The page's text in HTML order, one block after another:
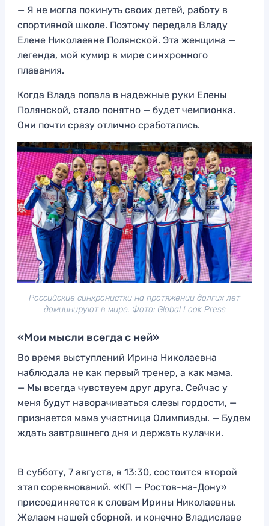
— Я не могла покинуть своих детей, работу в
спортивной школе. Поэтому передала Владу
Елене Николаевне Полянской. Эта женщина —
легенда, мой кумир в мире синхронного
плавания.
Когда Влада попала в надежные руки Елены
Полянской, стало понятно — будет чемпионка.
Они почти сразу отлично сработались.
Российские синхронистки на протяжении долгих лет
домиинируют в мире. Фото: Global Look Press
«Мои мысли всегда с ней»
Во время выступлений Ирина Николаевна
наблюдала не как первый тренер, а как мама.
— Мы всегда чувствуем друг друга. Сейчас у
меня будут наворачиваться слезы гордости, —
признается мама участница Олимпиады. — Будем
ждать завтрашнего дня и держать кулачки.
В субботу, 7 августа, в 13:30, состоится второй
этап соревнований. «КП — Ростов-на-Дону»
присоединяется к словам Ирины Николаевны.
Желаем нашей сборной, и конечно Владиславе